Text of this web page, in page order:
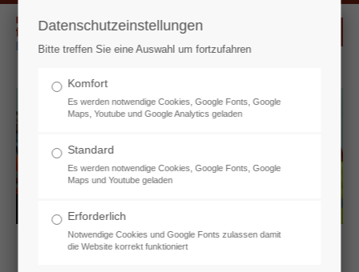
Der Eintrag "offcanvas-col2" existiert leider nicht.
Der Eintrag "offcanvas-col4" existiert leider nicht.
Datenschutzeinstellungen
Bitte treffen Sie eine Auswahl um fortzufahren
Komfort
Es werden notwendige Cookies, Google Fonts, Google
Maps, Youtube und Google Analytics geladen
Standard
Es werden notwendige Cookies, Google Fonts, Google
Maps und Youtube geladen
Erforderlich
Notwendige Cookies und Google Fonts zulassen damit
die Website korrekt funktioniert